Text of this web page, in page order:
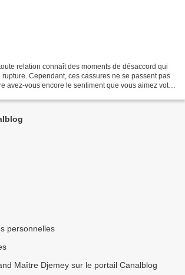
relation connaît des moments de désaccord qui
Cependant, ces cassures ne se passent pas
avez-vous encore le sentiment que vous aimez votre
personnelles
Maître Djemey sur le portail Canalblog